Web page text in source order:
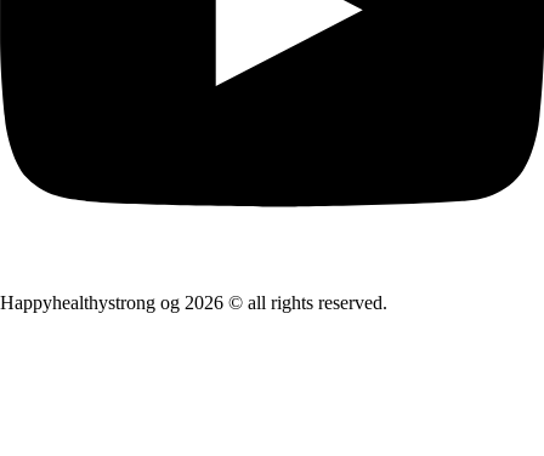
Happyhealthystrong og 2026 © all rights reserved.